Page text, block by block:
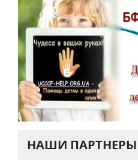
НАШИ ПАРТНЕРЫ